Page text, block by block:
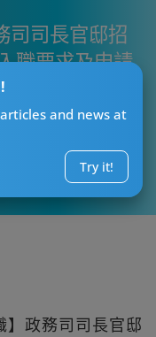
and news at
Try it!
司司長官邸招
職要求及申請
】政務司司長官邸